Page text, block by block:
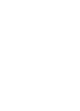
використання)
GB